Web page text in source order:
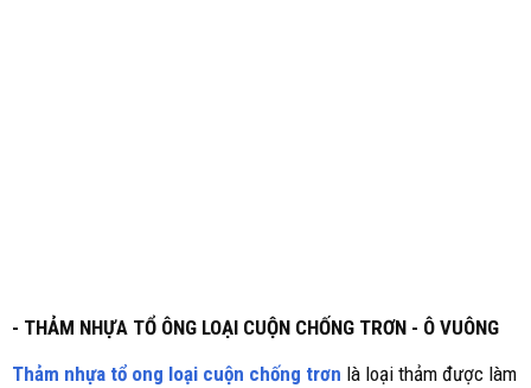
- THẢM NHỰA TỔ ÔNG LOẠI CUỘN CHỐNG TRƠN - Ô VUÔNG
Thảm nhựa tổ ong loại cuộn chống trơn là loại thảm được làm